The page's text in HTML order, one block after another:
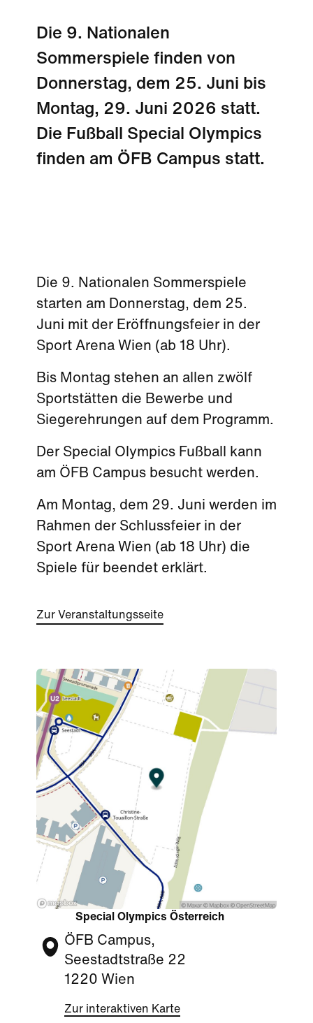
Special Olympics Österreich
ÖFB Campus,
Seestadtstraße 22
1220 Wien
Zur interaktiven Karte
Die 9. Nationalen
Sommerspiele finden von
Donnerstag, dem 25. Juni bis
Montag, 29. Juni 2026 statt.
Die Fußball Special Olympics
finden am ÖFB Campus statt.
Die 9. Nationalen Sommerspiele
starten am Donnerstag, dem 25.
Juni mit der Eröffnungsfeier in der
Sport Arena Wien (ab 18 Uhr).
Bis Montag stehen an allen zwölf
Sportstätten die Bewerbe und
Siegerehrungen auf dem Programm.
Der Special Olympics Fußball kann
am ÖFB Campus besucht werden.
Am Montag, dem 29. Juni werden im
Rahmen der Schlussfeier in der
Sport Arena Wien (ab 18 Uhr) die
Spiele für beendet erklärt.
Zur Veranstaltungsseite